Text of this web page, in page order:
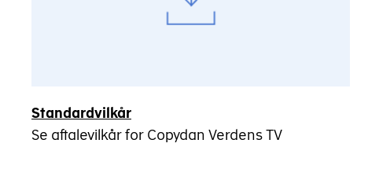
Standardvilkår
Se aftalevilkår for Copydan Verdens TV